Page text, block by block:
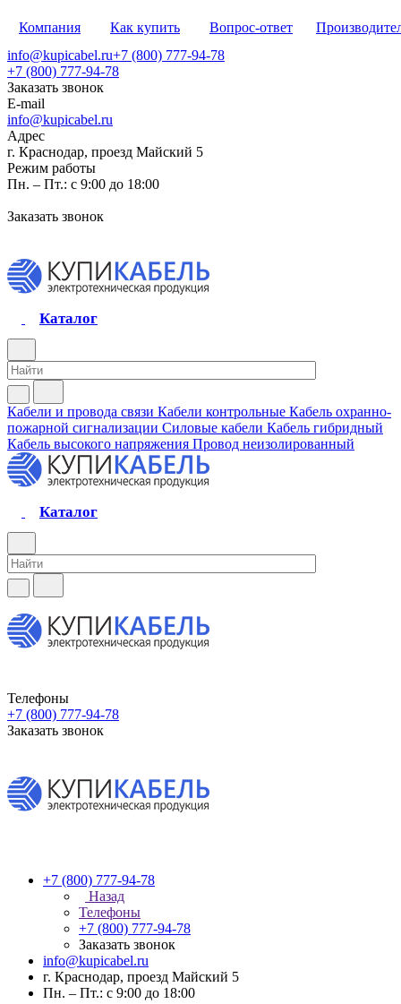
Компания Как купить Вопрос-ответ
info@kupicabel.ru+7 (800) 777-94-78
+7 (800) 777-94-78
Заказать звонок
E-mail
info@kupicabel.ru
Адрес
г. Краснодар, проезд Майский 5
Режим работы
Пн. – Пт.: с 9:00 до 18:00
Заказать звонок
Каталог
Кабели и провода связи Кабели контрольные Кабель охранно-
пожарной сигнализации Силовые кабели Кабель гибридный
Кабель высокого напряжения Провод неизолированный
Каталог
Телефоны
+7 (800) 777-94-78
Заказать звонок
+7 (800) 777-94-78
Назад
Телефоны
+7 (800) 777-94-78
Заказать звонок
info@kupicabel.ru
г. Краснодар, проезд Майский 5
Пн. – Пт.: с 9:00 до 18:00